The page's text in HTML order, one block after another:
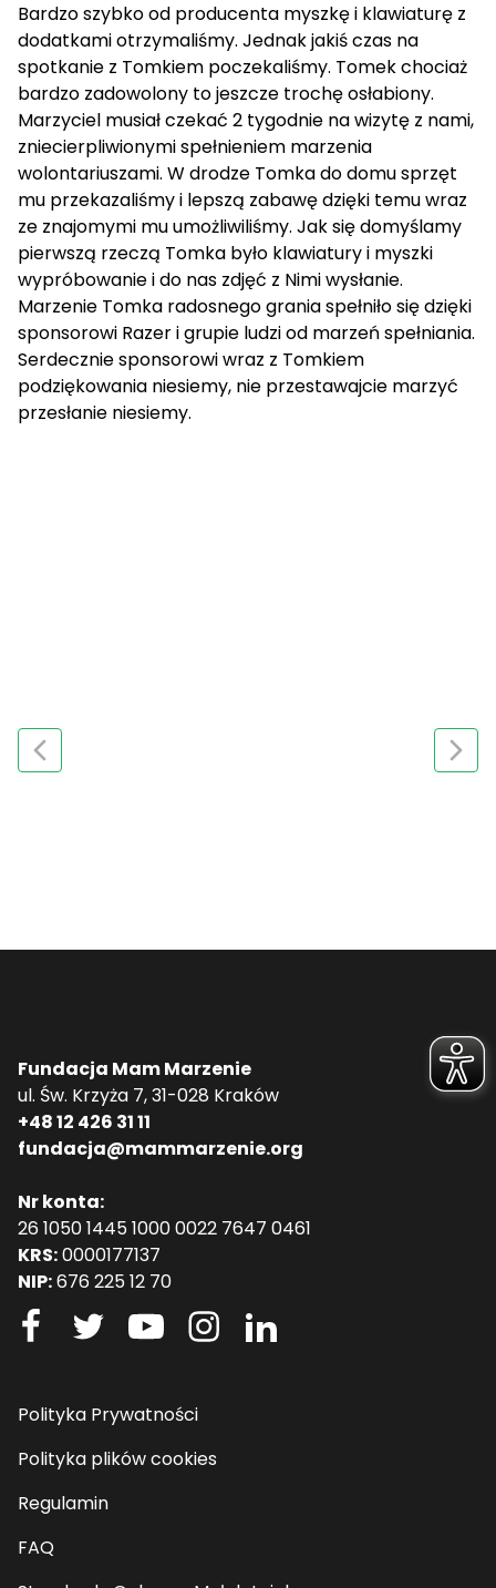
Bardzo szybko od producenta myszkę i klawiaturę z
dodatkami otrzymaliśmy. Jednak jakiś czas na
spotkanie z Tomkiem poczekaliśmy. Tomek chociaż
bardzo zadowolony to jeszcze trochę osłabiony.
Marzyciel musiał czekać 2 tygodnie na wizytę z nami,
zniecierpliwionymi spełnieniem marzenia
wolontariuszami. W drodze Tomka do domu sprzęt
mu przekazaliśmy i lepszą zabawę dzięki temu wraz
ze znajomymi mu umożliwiliśmy. Jak się domyślamy
pierwszą rzeczą Tomka było klawiatury i myszki
wypróbowanie i do nas zdjęć z Nimi wysłanie.
Marzenie Tomka radosnego grania spełniło się dzięki
sponsorowi Razer i grupie ludzi od marzeń spełniania.
Serdecznie sponsorowi wraz z Tomkiem
podziękowania niesiemy, nie przestawajcie marzyć
przesłanie niesiemy.
Fundacja Mam Marzenie
ul. Św. Krzyża 7, 31-028 Kraków
+48 12 426 31 11
fundacja@mammarzenie.org
Nr konta:
26 1050 1445 1000 0022 7647 0461
KRS:0000177137
NIP:676 225 12 70
Polityka Prywatności
Polityka plików cookies
Regulamin
FAQ